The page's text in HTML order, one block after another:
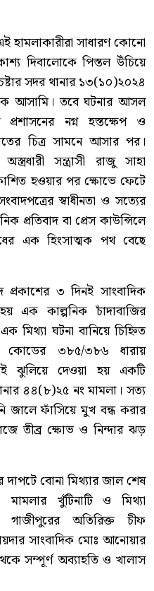
সাধারণ কোনো
দিবালোকে পিস্তল উঁচিয়ে
সদর থানার ১৩(১০)২০২৪
আসামি। তবে ঘটনার আসল
নগ্ন হস্তক্ষেপ ও
চিত্র সামনে আসার পর।
সন্ত্রাসী রাজু সাহা
হওয়ার পর ক্ষোভে ফেটে
স্বাধীনতা ও সত্যের
প্রতিবাদ বা প্রেস কাউন্সিলে
এক হিংসাত্মক পথ বেছে
৩ দিনই সাংবাদিক
এক কাল্পনিক চাঁদাবাজির
ঘটনা বানিয়ে চিহ্নিত
কোডের ৩৮৫/৩৮৬ ধারায়
ঝুলিয়ে দেওয়া হয় একটি
৪৪(৮)২৫ নং মামলা। সত্য
জালে ফাঁসিয়ে মুখ বন্ধ করার
তীব্র ক্ষোভ ও নিন্দার ঝড়
দাপটে বোনা মিথ্যার জাল শেষ
খুঁটিনাটি ও মিথ্যা
গাজীপুরের অতিরিক্ত চীফ
সাংবাদিক মোঃ আনোয়ার
সম্পূর্ণ অব্যাহতি ও খালাস